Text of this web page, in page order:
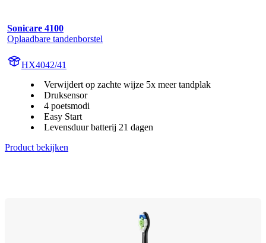
Sonicare 4100
Oplaadbare tandenborstel
HX4042/41
Verwijdert op zachte wijze 5x meer tandplak
Druksensor
4 poetsmodi
Easy Start
Levensduur batterij 21 dagen
Product bekijken